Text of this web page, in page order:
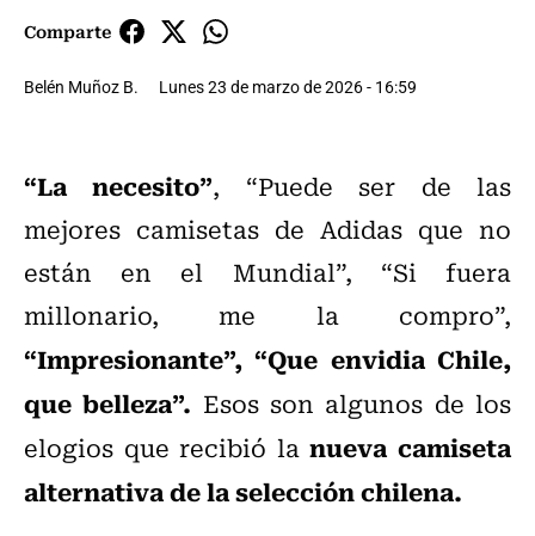
Comparte
Belén Muñoz B. Lunes 23 de marzo de 2026 - 16:59
“La necesito”, “Puede ser de las
mejores camisetas de Adidas que no
están en el Mundial”, “Si fuera
millonario, me la compro”,
“Impresionante”, “Que envidia Chile,
que belleza”. Esos son algunos de los
elogios que recibió lanueva camiseta
alternativa de la selección chilena.